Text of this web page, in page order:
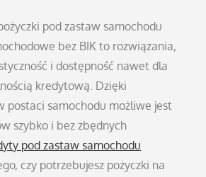
pod zastaw samochodu
bez BIK to rozwiązania,
i dostępność nawet dla
kredytową. Dzięki
postaci samochodu możliwe jest
szybko i bez zbędnych
pod zastaw samochodu
czy potrzebujesz pożyczki na